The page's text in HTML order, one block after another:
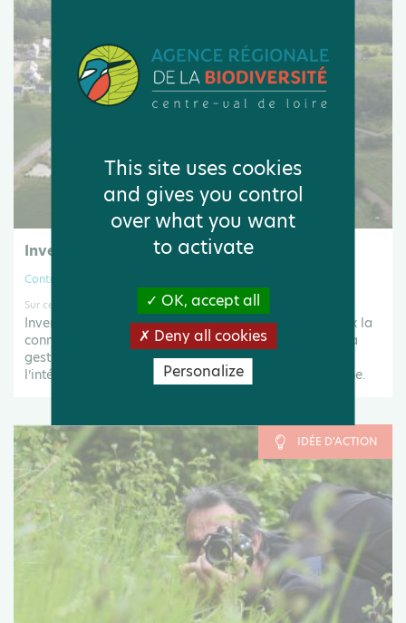
Inventorier la biodiversité de ma commune
Contribuer à la connaissance
Sur ce portail
Inventorier la biodiversité de mon territoire pour mieux la
connaitre et agir pour sa préservation à la fois dans la
gestion de mes espaces verts mais également en
l’intégrant dans l’ensemble des projets de ma commune.
IDÉE D'ACTION
This site uses cookies
and gives you control
over what you want
to activate
OK, accept all
Deny all cookies
Personalize